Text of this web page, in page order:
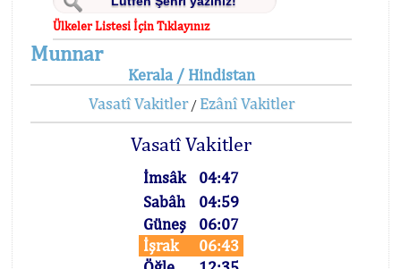
Ülkeler Listesi İçin Tıklayınız
Munnar
Kerala / Hindistan
Vasatî Vakitler/ Ezânî Vakitler
Vasatî Vakitler
İmsâk
04:47
Sabâh
04:59
Güneş
06:07
İşrak
06:43